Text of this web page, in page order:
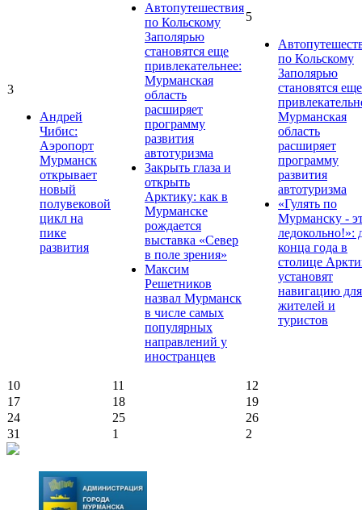
3
Андрей
Чибис:
Аэропорт
Мурманск
открывает
новый
полувековой
цикл на
пике
развития
Автопутешествия
по Кольскому
Заполярью
становятся еще
привлекательнее:
Мурманская
область
расширяет
программу
развития
автотуризма
Закрыть глаза и
открыть
Арктику: как в
Мурманске
рождается
выставка «Север
в поле зрения»
Максим
Решетников
назвал Мурманск
в числе самых
популярных
направлений у
иностранцев
5
по Кольскому
Заполярью
становятся еще
Мурманская
область
расширяет
программу
развития
автотуризма
«Гулять по
Мурманску -
ледокольно!»:
конца года в
столице
установят
навигацию для
жителей и
туристов
10 11
12
17
18
19
24
25
26
31
1 2